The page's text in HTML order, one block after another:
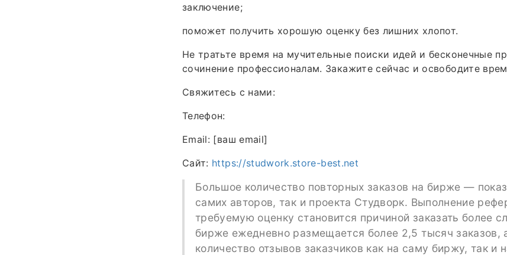
заключение;
поможет получить хорошую оценку без лишних хлопот.
Не тратьте время на мучительные поиски идей и бесконечные
сочинение профессионалам. Закажите сейчас и освободите
Свяжитесь с нами:
Телефон:
Email: [ваш email]
Сайт: https://studwork.store-best.net
Большое количество повторных заказов на бирже —
самих авторов, так и проекта Студворк. Выполнение
требуемую оценку становится причиной заказать более
бирже ежедневно размещается более 2,5 тысяч заказов,
количество отзывов заказчиков как на саму биржу, так и